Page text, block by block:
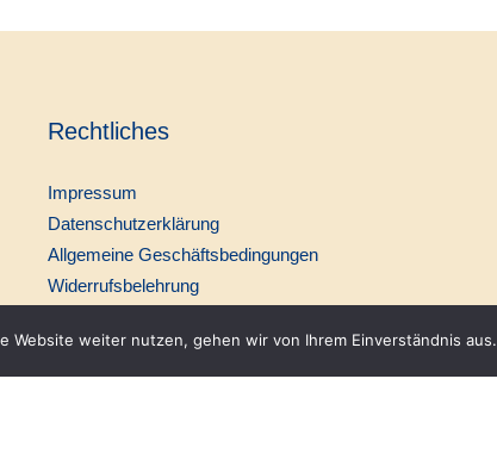
Rechtliches
Impressum
Datenschutzerklärung
Allgemeine Geschäftsbedingungen
Widerrufsbelehrung
Website weiter nutzen, gehen wir von Ihrem Einverständnis aus.